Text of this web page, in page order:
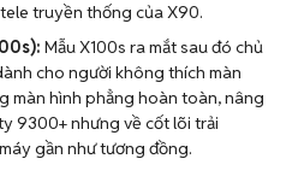
truyền thống của X90.
Mẫu X100s ra mắt sau đó chủ
cho người không thích màn
màn hình phẳng hoàn toàn, nâng
9300+ nhưng về cốt lõi trải
gần như tương đồng.